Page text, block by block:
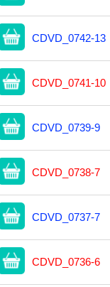
CDVD_0742-13
CDVD_0741-10
CDVD_0739-9
CDVD_0738-7
CDVD_0737-7
CDVD_0736-6